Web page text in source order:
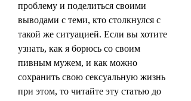
проблему и поделиться своими
выводами с теми, кто столкнулся с
такой же ситуацией. Если вы хотите
узнать, как я борюсь со своим
пивным мужем, и как можно
сохранить свою сексуальную жизнь
при этом, то читайте эту статью до